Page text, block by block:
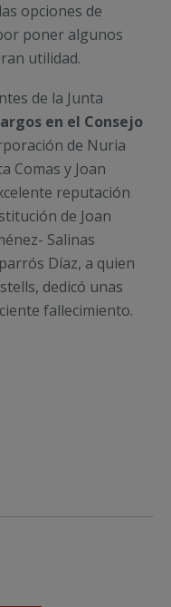
opciones de
poner algunos
utilidad.
de la Junta
en el Consejo
de Nuria
Comas y Joan
reputación
de Joan
Salinas
Díaz, a quien
dedicó unas
fallecimiento.